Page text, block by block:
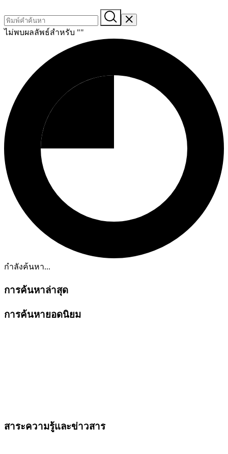
ไม่พบผลลัพธ์สำหรับ ""
กำลังค้นหา...
การค้นหาล่าสุด
การค้นหายอดนิยม
สาระความรู้และข่าวสาร